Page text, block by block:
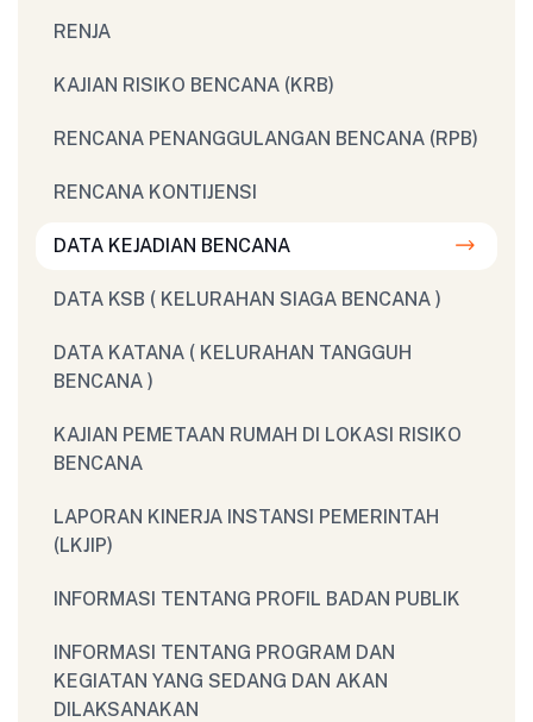
RENJA
KAJIAN RISIKO BENCANA (KRB)
RENCANA PENANGGULANGAN BENCANA (RPB)
RENCANA KONTIJENSI
DATA KEJADIAN BENCANA
DATA KSB ( KELURAHAN SIAGA BENCANA )
DATA KATANA ( KELURAHAN TANGGUH
BENCANA )
KAJIAN PEMETAAN RUMAH DI LOKASI RISIKO
BENCANA
LAPORAN KINERJA INSTANSI PEMERINTAH
(LKJIP)
INFORMASI TENTANG PROFIL BADAN PUBLIK
INFORMASI TENTANG PROGRAM DAN
KEGIATAN YANG SEDANG DAN AKAN
DILAKSANAKAN